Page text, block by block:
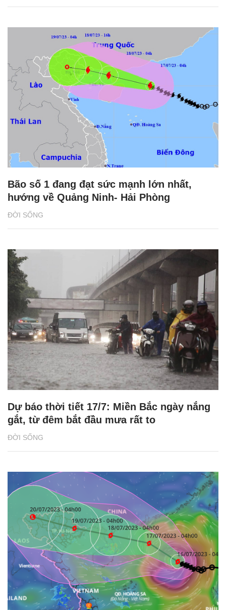
ĐỜI SỐNG
Bão số 1 đang đạt sức mạnh lớn nhất,
hướng về Quảng Ninh- Hải Phòng
ĐỜI SỐNG
Dự báo thời tiết 17/7: Miền Bắc ngày nắng
gắt, từ đêm bắt đầu mưa rất to